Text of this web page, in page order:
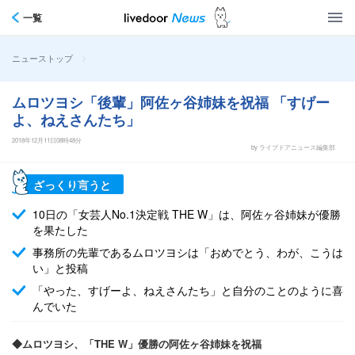
一覧
ニューストップ >
ムロツヨシ「後輩」阿佐ヶ谷姉妹を祝福 「すげー
よ、ねえさんたち」
2018年12月11日08時48分
by ライブドアニュース編集部
ざっくり言うと
10日の「女芸人No.1決定戦 THE W」は、阿佐ヶ谷姉妹が優勝
を果たした
事務所の先輩であるムロツヨシは「おめでとう、わが、こうは
い」と投稿
「やった、すげーよ、ねえさんたち」と自分のことのように喜
んでいた
◆ムロツヨシ、「THE W」優勝の阿佐ヶ谷姉妹を祝福